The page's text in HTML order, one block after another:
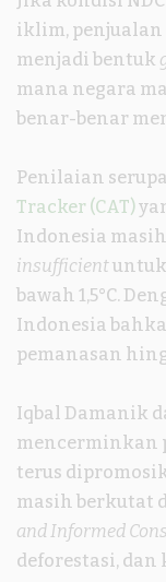
iklim,
menjadi bentuk
mana negara
benar-benar
Penilaian
Tracker (CAT)
Indonesia
insufficientuntuk
bawah 1,5°C.
Indonesia
pemanasan
Iqbal Damanik
mencerminkan
terus
masih berkutat
and Informed
deforestasi,